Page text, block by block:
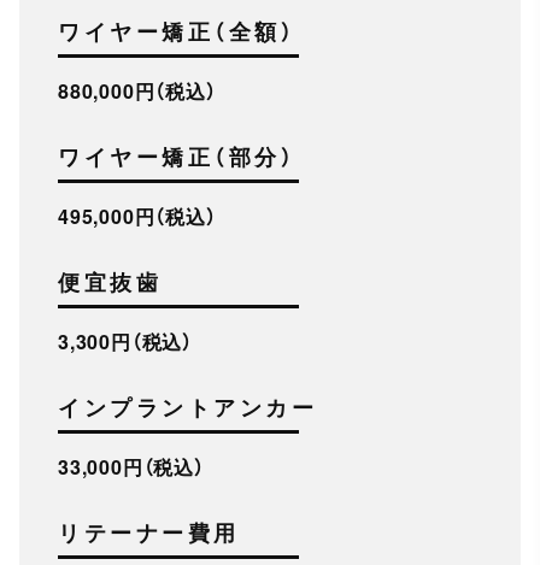
ワイヤー矯正（全額）
880,000円（税込）
ワイヤー矯正（部分）
495,000円（税込）
便宜抜歯
3,300円（税込）
インプラントアンカー
33,000円（税込）
リテーナー費用